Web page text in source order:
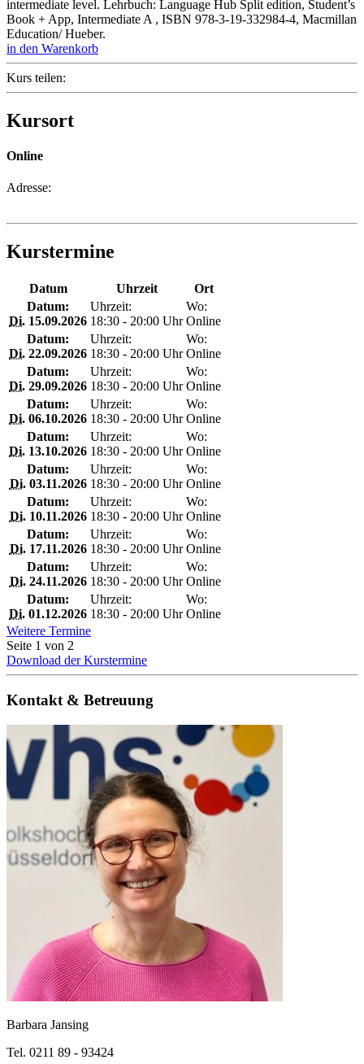
intermediate level. Lehrbuch: Language Hub Split edition, Student’s
Book + App, Intermediate A , ISBN 978-3-19-332984-4, Macmillan
Education/ Hueber.
in den Warenkorb
Kurs teilen:
Kursort
Online
Adresse:
Kurstermine
Datum Uhrzeit
Ort
Datum:
Di. 15.09.2026
Uhrzeit:
18:30 - 20:00 Uhr
Wo:
Online
Datum:
Di. 22.09.2026
Uhrzeit:
18:30 - 20:00 Uhr
Wo:
Online
Datum:
Di. 29.09.2026
Uhrzeit:
18:30 - 20:00 Uhr
Wo:
Online
Datum:
Di. 06.10.2026
Uhrzeit:
18:30 - 20:00 Uhr
Wo:
Online
Datum:
Di. 13.10.2026
Uhrzeit:
18:30 - 20:00 Uhr
Wo:
Online
Datum:
Di.03.11.2026
Uhrzeit:
18:30 - 20:00 Uhr
Wo:
Online
Datum:
Di.10.11.2026
Uhrzeit:
18:30 - 20:00 Uhr
Wo:
Online
Datum:
Di.17.11.2026
Uhrzeit:
18:30 - 20:00 Uhr
Wo:
Online
Datum:
Di.24.11.2026
Uhrzeit:
18:30 - 20:00 Uhr
Wo:
Online
Datum:
Di. 01.12.2026
Uhrzeit:
18:30 - 20:00 Uhr
Wo:
Online
Weitere Termine
Seite 1 von 2
Download der Kurstermine
Kontakt & Betreuung
Barbara Jansing
Tel. 0211 89 - 93424